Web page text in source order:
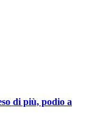
di più, podio a